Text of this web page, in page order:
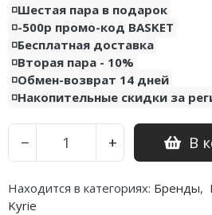
◽️Шестая пара в подарок
◽️-500р промо-код BASKET
◽️Бесплатная доставка
◽️Вторая пара - 10%
◽️Обмен-возврат 14 дней
◽️Накопительные скидки за
− + В
Находится в категориях: Бренды,
Kyrie